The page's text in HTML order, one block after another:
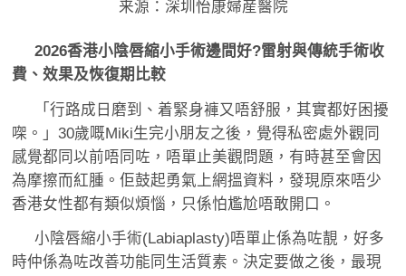
来源：深圳怡康婦産醫院
2026香港小陰唇縮小手術邊間好?雷射與傳統手術收
費、效果及恢復期比較
「行路成日磨到、着緊身褲又唔舒服，其實都好困擾
㗎。」30歲嘅Miki生完小朋友之後，覺得私密處外觀同
感覺都同以前唔同咗，唔單止美觀問題，有時甚至會因
為摩擦而紅腫。佢鼓起勇氣上網搵資料，發現原來唔少
香港女性都有類似煩惱，只係怕尷尬唔敢開口。
小陰唇縮小手術(Labiaplasty)唔單止係為咗靚，好多
時仲係為咗改善功能同生活質素。決定要做之後，最現